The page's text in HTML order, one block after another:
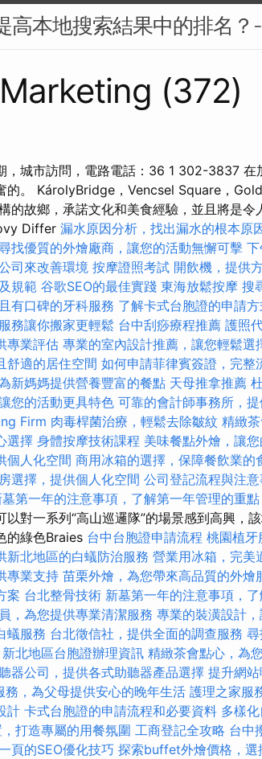
高本地搜索結果中的排名？
(372)
，城市訪問，電路電話：36 1 302-3837 在
的。 KárolyBridge，Vencsel Square，
的故鄉，承諾文化和美食經驗，並且將是令
Differ 漏水原因分析，找出漏水的根本原
找優質的外燴廠商，讓您的活動無懈可擊
司來改善環境 按摩證照考試 開飲機，提供
規範 谷歌SEO的最佳實踐 東海放鬆按摩 搜
有口碑的牙科服務 了解卡式台胞證的申請
務讓你搬家更輕鬆 台中刮痧療程推薦 護照
專業評估 專業的室內設計推薦，讓您輕鬆選
舒適的居住空間 如何申請菲律賓簽證，完整
新媽媽提供營養豐富的餐點 天母推拿推薦
您的活動更具特色 可靠的會計師事務所，
Firm 肉毒桿菌治療，輕鬆去除皺紋 精緻
選擇 身體按摩技術課程 美味餐點外燴，讓
個人化空間 商用冰箱的選擇，保障餐飲業的
選擇，提供個人化空間 公司登記流程與注
墓第一年的注意事項，了解第一年管理的重點
對一系列“高山巡邏隊”的場景感到高興，
的綠色Braies 台中台胞證申請流程 桃園植牙
新北地區的白蟻防治服務 營業用冰箱，完美
專業支持 苗栗外燴，為您帶來高品質的外燴
案 台北整骨技術 新墓第一年的注意事項，
，為您提供專業清潔服務 專業的裝潢設計
蟻服務 台北徵信社，提供全面的調查服務
新北地區台胞證辦理資訊 精緻茶會點心，為
器公司，提供各式助聽器產品選擇 提升網
務，為父母提供安心的晚年生活 護理之家服
計 卡式台胞證的申請流程和必要資料 多樣
打造專屬的用餐氛圍 工商登記全攻略 台中
頁的SEO優化技巧 探索buffet外燴價格，選